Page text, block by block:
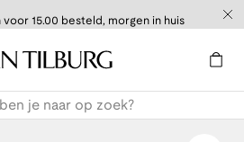
15.00 besteld, morgen in huis